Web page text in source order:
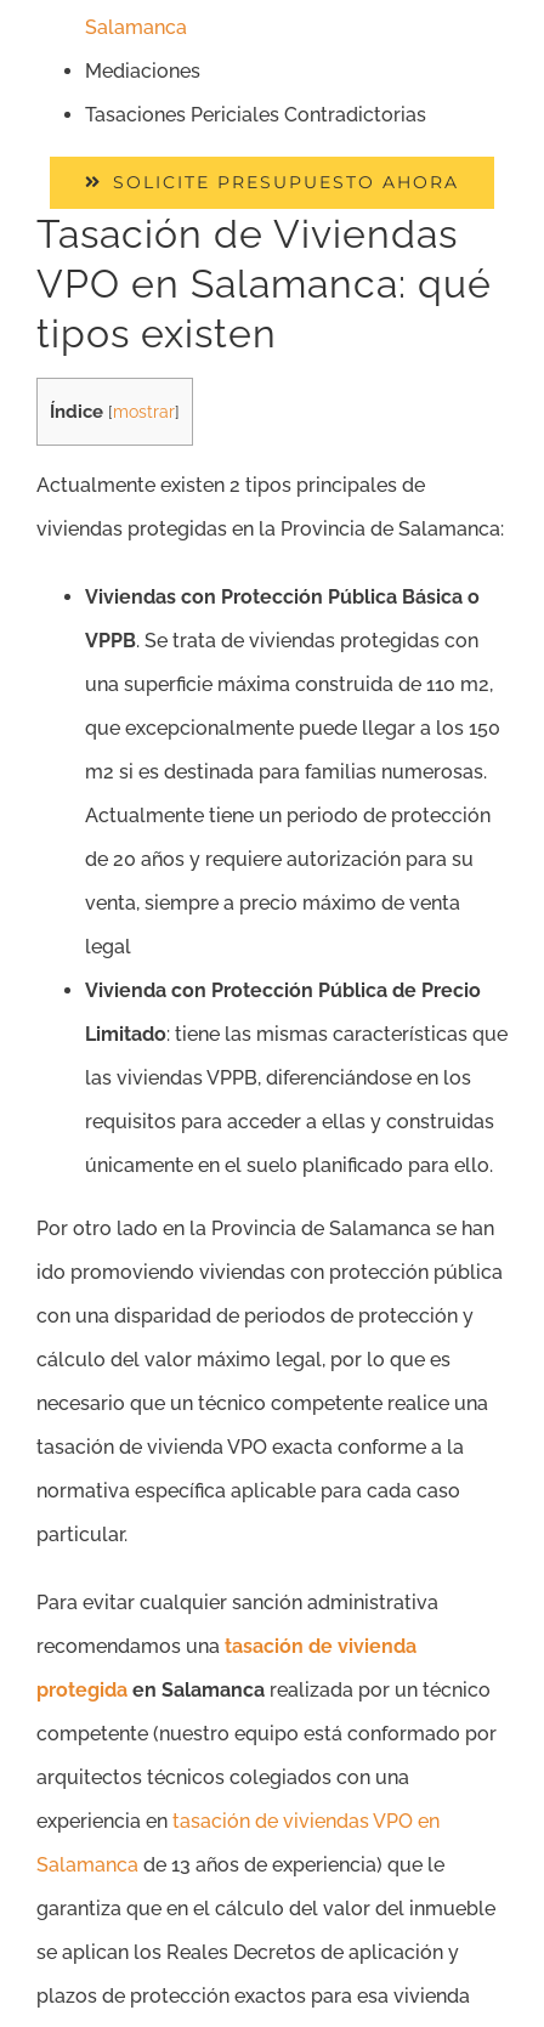
Salamanca
Mediaciones
Tasaciones Periciales Contradictorias
SOLICITE PRESUPUESTO AHORA
Tasación de Viviendas
VPO en Salamanca: qué
tipos existen
Índice [mostrar]
Actualmente existen 2 tipos principales de
viviendas protegidas en la Provincia de Salamanca:
Viviendas con Protección Pública Básica o
VPPB. Se trata de viviendas protegidas con
una superficie máxima construida de 110 m2,
que excepcionalmente puede llegar a los 150
m2 si es destinada para familias numerosas.
Actualmente tiene un periodo de protección
de 20 años y requiere autorización para su
venta, siempre a precio máximo de venta
legal
Vivienda con Protección Pública de Precio
Limitado: tiene las mismas características que
las viviendas VPPB, diferenciándose en los
requisitos para acceder a ellas y construidas
únicamente en el suelo planificado para ello.
Por otro lado en la Provincia de Salamanca se han
ido promoviendo viviendas con protección pública
con una disparidad de periodos de protección y
cálculo del valor máximo legal, por lo que es
necesario que un técnico competente realice una
tasación de vivienda VPO exacta conforme a la
normativa específica aplicable para cada caso
particular.
Para evitar cualquier sanción administrativa
recomendamos una tasación de vivienda
protegida en Salamanca realizada por un técnico
competente (nuestro equipo está conformado por
arquitectos técnicos colegiados con una
experiencia en tasación de viviendas VPO en
Salamanca de 13 años de experiencia) que le
garantiza que en el cálculo del valor del inmueble
se aplican los Reales Decretos de aplicación y
plazos de protección exactos para esa vivienda